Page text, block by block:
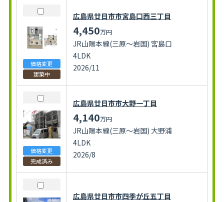
価格変更
建築中
広島県廿日市市宮島口西三丁目
4,450万円
JR山陽本線(三原～岩国) 宮島口
4LDK
2026/11
価格変更
完成済み
広島県廿日市市大野一丁目
4,140万円
JR山陽本線(三原～岩国) 大野浦
4LDK
2026/8
広島県廿日市市四季が丘五丁目